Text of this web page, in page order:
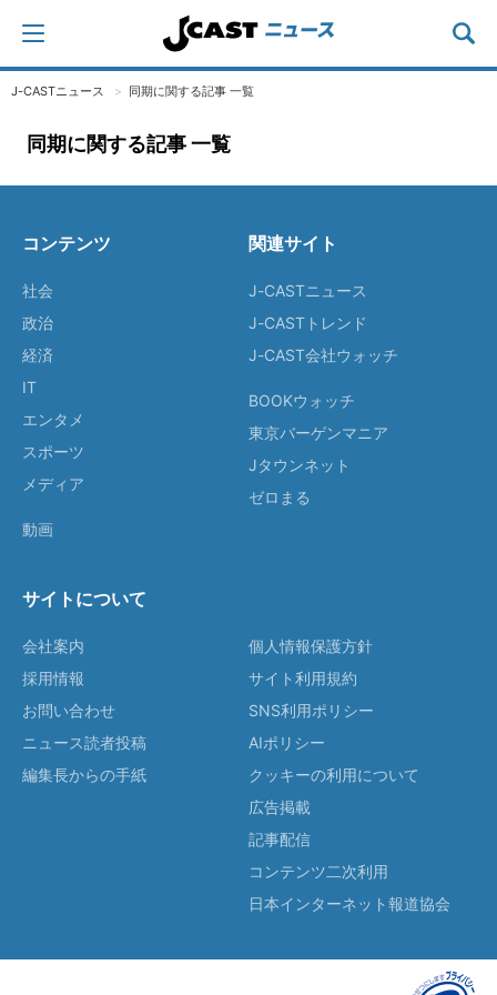
J-CASTニュース 同期に関する記事 一覧
同期に関する記事 一覧
コンテンツ
社会
政治
経済
IT
エンタメ
スポーツ
メディア
動画
関連サイト
J-CASTニュース
J-CASTトレンド
J-CAST会社ウォッチ
BOOKウォッチ
東京バーゲンマニア
Jタウンネット
ゼロまる
サイトについて
会社案内
採用情報
お問い合わせ
ニュース読者投稿
編集長からの手紙
個人情報保護方針
サイト利用規約
SNS利用ポリシー
AIポリシー
クッキーの利用について
広告掲載
記事配信
コンテンツ二次利用
日本インターネット報道協会